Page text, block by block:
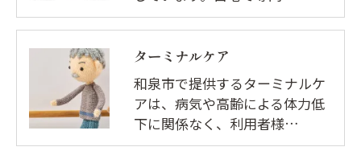
ターミナルケア
和泉市で提供するターミナルケ
アは、病気や高齢による体力低
下に関係なく、利用者様…